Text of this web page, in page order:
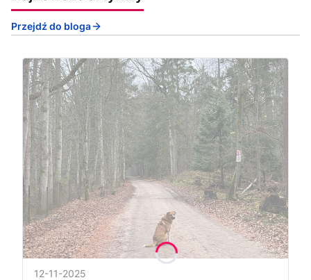
Przejdź do bloga
12-11-2025